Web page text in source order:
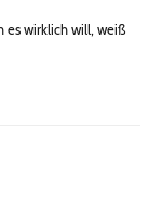
es wirklich will, weiß